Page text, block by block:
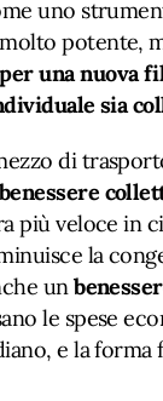
uno
potente,
una nuova
sia
di
benessere
più veloce in
la
un
le spese
e la forma